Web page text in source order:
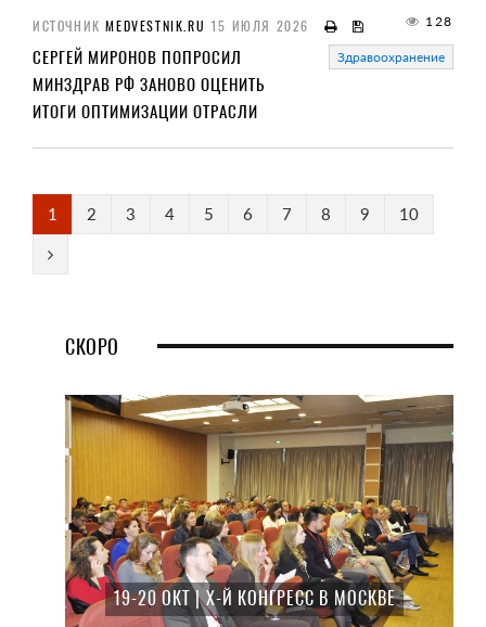
ИСТОЧНИКMEDVESTNIK.RU 15 ИЮЛЯ 2026 128
СЕРГЕЙ МИРОНОВ ПОПРОСИЛ
МИНЗДРАВ РФ ЗАНОВО ОЦЕНИТЬ
ИТОГИ ОПТИМИЗАЦИИ ОТРАСЛИ
Здравоохранение
1 2 3 4 5 6 7 8 9 10
СКОРО
19-20 ОКТ | X-Й КОНГРЕСС В МОСКВЕ